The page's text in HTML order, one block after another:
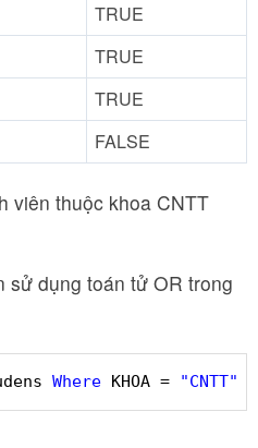
TRUE
TRUE
TRUE
FALSE
viên thuộc khoa CNTT
sử dụng toán tử OR trong
Where KHOA = "CNTT"